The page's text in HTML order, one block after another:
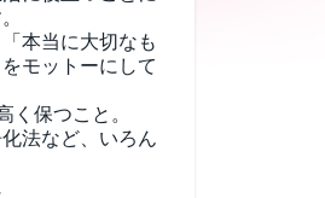
本当に大切なも
モットーにして
く保つこと。
法など、いろん